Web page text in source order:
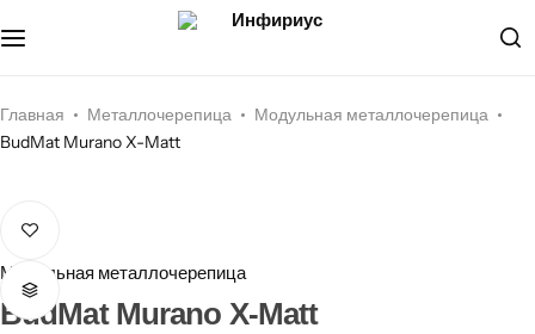
Главная Металлочерепица
Модульная металлочерепица
BudMat Murano X-Matt
Модульная металлочерепица
BudMat Murano X-Matt
Металлочерепица
Водосток
Соффит
Наши проекты